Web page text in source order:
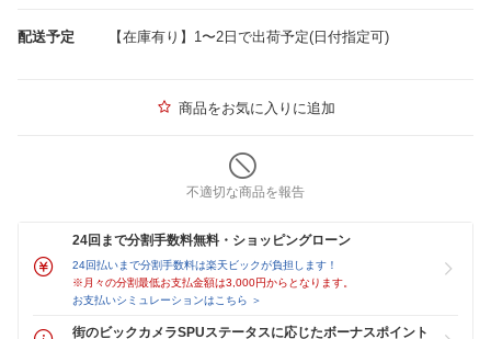
配送予定 【在庫有り】1〜2日で出荷予定(日付指定可)
商品をお気に入りに追加
不適切な商品を報告
24回まで分割手数料無料・ショッピングローン
24回払いまで分割手数料は楽天ビックが負担します！
※月々の分割最低お支払金額は3,000円からとなります。
お支払いシミュレーションはこちら ＞
街のビックカメラSPUステータスに応じたボーナスポイント